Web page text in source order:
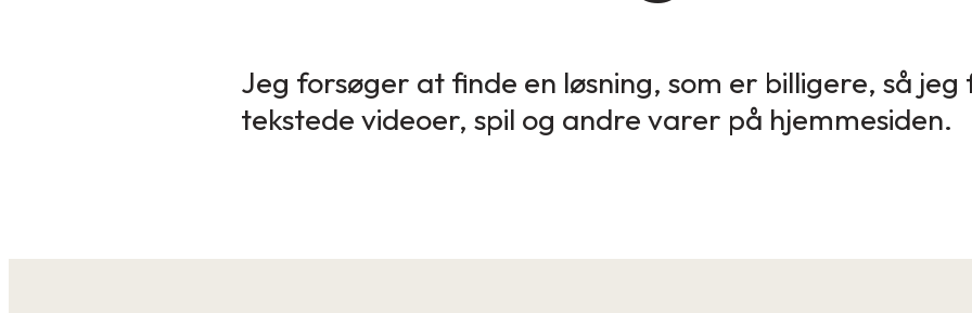
Jeg forsøger at finde en løsning, som er billigere, så
tekstede videoer, spil og andre varer på hjemmesiden.